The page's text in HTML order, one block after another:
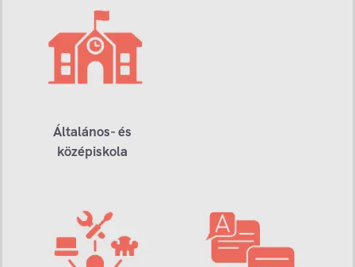
Általános- és
középiskola